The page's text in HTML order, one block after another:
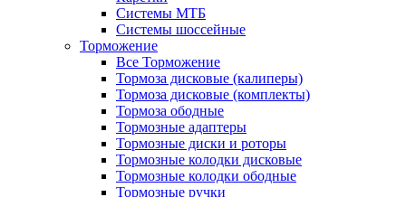
Системы МТБ
Системы шоссейные
Торможение
Все Торможение
Тормоза дисковые (калиперы)
Тормоза дисковые (комплекты)
Тормоза ободные
Тормозные адаптеры
Тормозные диски и роторы
Тормозные колодки дисковые
Тормозные колодки ободные
Тормозные ручки